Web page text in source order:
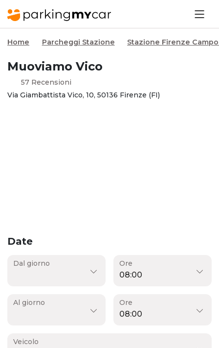
Home Parcheggi Stazione Stazione Firenze
Muoviamo Vico
57 Recensioni
Via Giambattista Vico, 10, 50136 Firenze (FI)
Date
Dal giorno Ore
Al giorno Ore
Veicolo